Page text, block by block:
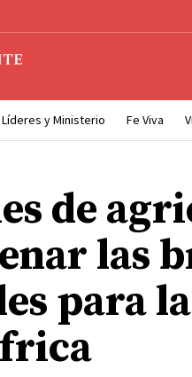
Líderes y Ministerio Fe Viva
de
las
para